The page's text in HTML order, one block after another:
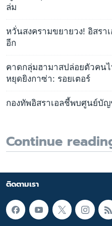
ล่ม
หวั่นสงครามขยายวง! อิสรา
อีก
คาดกลุ่มฮามาสปล่อยตัวคน
หยุดยิงกาซ่า: รอยเตอร์
กองทัพอิสราเอลชี้พบศูนย์บั
Continue
ติดตามเรา